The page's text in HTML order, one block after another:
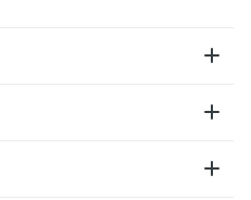
palmowy, regulator
aromaty, barwniki:
emulgator: E322